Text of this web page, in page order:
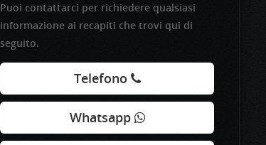
Puoi contattarci per richiedere qualsiasi
informazione ai recapiti che trovi qui di
seguito.
Telefono
Whatsapp